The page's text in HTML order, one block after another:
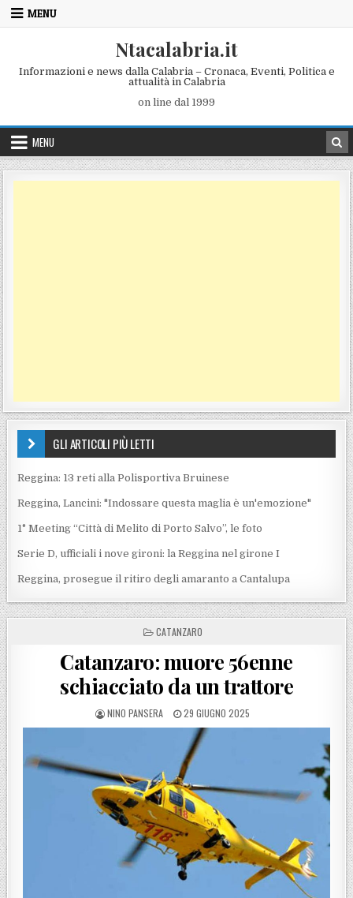
Skip to content
MENU
Ntacalabria.it
Informazioni e news dalla Calabria – Cronaca, Eventi, Politica e
attualità in Calabria
on line dal 1999
MENU
GLI ARTICOLI PIÙ LETTI
Reggina: 13 reti alla Polisportiva Bruinese
Reggina, Lancini: "Indossare questa maglia è un'emozione"
1° Meeting “Città di Melito di Porto Salvo”, le foto
Serie D, ufficiali i nove gironi: la Reggina nel girone I
Reggina, prosegue il ritiro degli amaranto a Cantalupa
POSTED IN
CATANZARO
Catanzaro: muore 56enne
schiacciato da un trattore
POSTED BY
NINO PANSERA POSTED ON
29 GIUGNO 2025